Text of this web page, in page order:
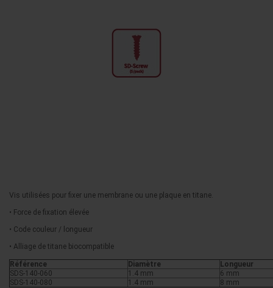
Vis utilisées pour fixer une membrane ou une plaque en titane.
• Force de fixation élevée
• Code couleur / longueur
• Alliage de titane biocompatible
Référence Diamètre
Longueur
SDS-140-060
1.4 mm
6 mm
SDS-140-080
1.4 mm 8 mm